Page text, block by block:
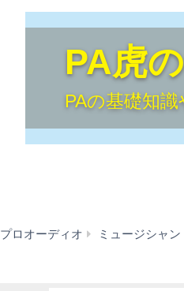
PA虎
PAの基礎知
プロオーディオ ミュージシャ